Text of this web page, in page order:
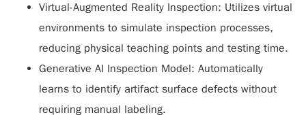
Virtual-Augmented Reality Inspection: Utilizes virtual
environments to simulate inspection processes,
reducing physical teaching points and testing time.
Generative AI Inspection Model: Automatically
learns to identify artifact surface defects without
requiring manual labeling.